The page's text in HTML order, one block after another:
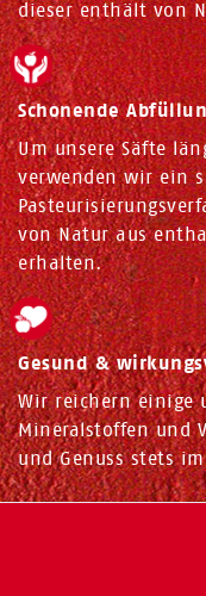
dieser enthält von
Schonende
Um unsere Säfte
verwenden wir ein
von Natur aus
erhalten.
Gesund &
Wir reichern einige
Mineralstoffen und
und Genuss stets